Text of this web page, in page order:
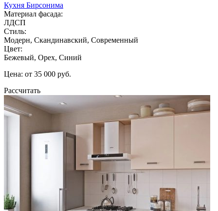
Кухня Бирсонима
Материал фасада:
ЛДСП
Стиль:
Модерн, Скандинавский, Современный
Цвет:
Бежевый, Орех, Синий
Цена: от 35 000 руб.
Рассчитать